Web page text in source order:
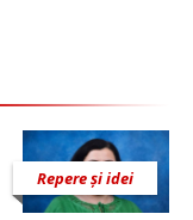
Repere și idei